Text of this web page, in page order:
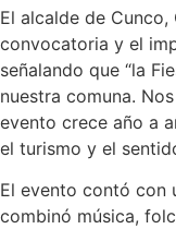
El alcalde de
convocatoria y el
señalando que “la
nuestra comuna.
evento crece año a
el turismo y el
El evento contó con
combinó música,